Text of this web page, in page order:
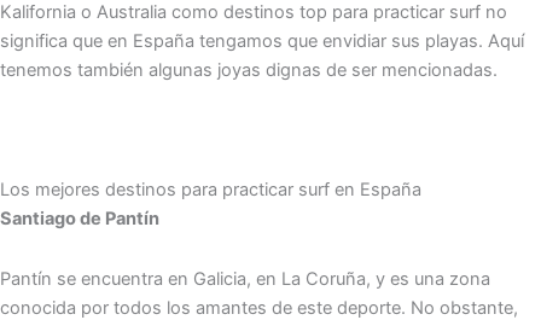
Kalifornia o Australia como destinos top para practicar surf no
significa que en España tengamos que envidiar sus playas. Aquí
tenemos también algunas joyas dignas de ser mencionadas.
Los mejores destinos para practicar surf en España
Santiago de Pantín
Pantín se encuentra en Galicia, en La Coruña, y es una zona
conocida por todos los amantes de este deporte. No obstante,